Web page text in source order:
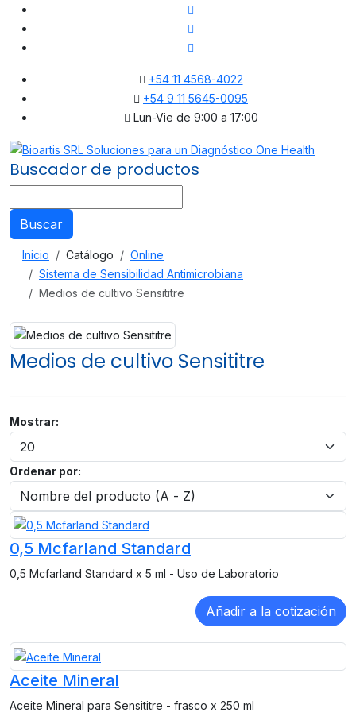
+54 11 4568-4022
+54 9 11 5645-0095
Lun-Vie de 9:00 a 17:00
Buscador de productos
Buscar
Inicio Catálogo
Online
Sistema de Sensibilidad Antimicrobiana
Medios de cultivo Sensititre
Medios de cultivo Sensititre
Mostrar:
Ordenar por:
0,5 Mcfarland Standard
0,5 Mcfarland Standard x 5 ml - Uso de Laboratorio
Aceite Mineral
Aceite Mineral para Sensititre - frasco x 250 ml